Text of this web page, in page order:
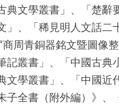
典文學叢書」、「楚
」、「稀見明人文話二
周青銅器銘文暨圖像
記叢書」、「中國古
文學叢書」、「中國近
子全書（附外編）》、